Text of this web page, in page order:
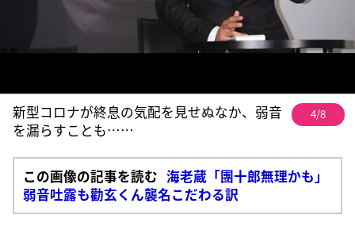
新型コロナが終息の気配を見せぬなか、弱音
を漏らすことも……
4/8
この画像の記事を読む 海老蔵「團十郎無理かも」
弱音吐露も勸玄くん襲名こだわる訳